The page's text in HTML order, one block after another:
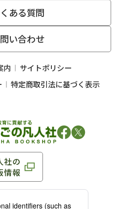
社の
情報
平河町 1-3-13 8F
ある質問
い合わせ
内
サイトポリシー
特定商取引法に基づく表示